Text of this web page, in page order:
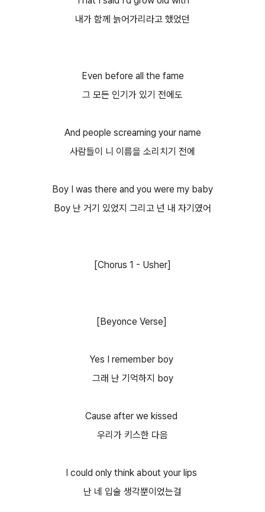
내가 함께 늙어가리라고 했었던
Even before all the fame
그 모든 인기가 있기 전에도
And people screaming your name
사람들이 니 이름을 소리치기 전에
Boy I was there and you were my baby
Boy 난 거기 있었지 그리고 넌 내 자기였어
[Chorus 1 - Usher]
[Beyonce Verse]
Yes I remember boy
그래 난 기억하지 boy
Cause after we kissed
우리가 키스한 다음
I could only think about your lips
난 네 입술 생각뿐이었는걸